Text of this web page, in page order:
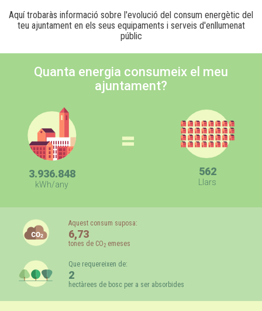
Aquí trobaràs informació sobre l'evolució del consum energètic del
teu ajuntament en els seus equipaments i serveis d'enllumenat
públic
Quanta energia consumeix el meu
ajuntament?
3.936.848
kWh/any
562
Llars
Aquest consum suposa:
6,73
tones de CO2emeses
Que requereixen de:
2
hectàrees de bosc per a ser absorbides